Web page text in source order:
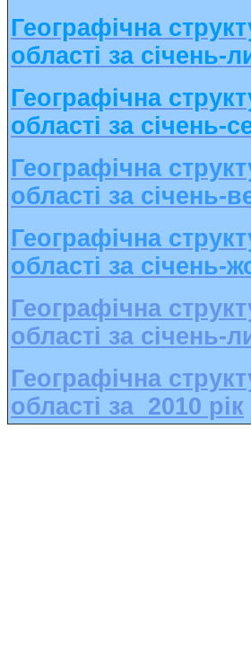
Географічна
області за січень-
Географічна
області за січень-
Географічна
області за січень-
Географічна
області за січень-
Географічна
області за січень-
Географічна
області за 2010 рік